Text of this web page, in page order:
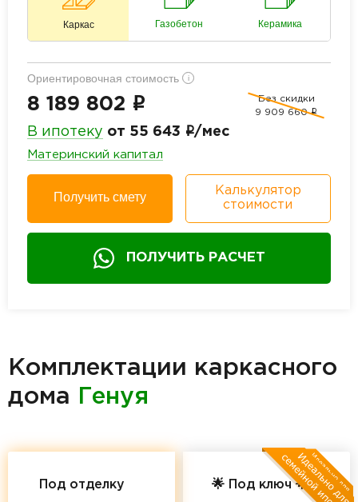
Каркас Газобетон Керамика
Ориентировочная стоимость i
8 189 802 i
Без скидки
9 909 660 i
В ипотеку от 55 643 i/мес
Материнский капитал
Получить смету
Калькулятор
стоимости
ПОЛУЧИТЬ РАСЧЕТ
Комплектации каркасного
дома
Генуя
Под отделку 🌟 Под ключ 🌟